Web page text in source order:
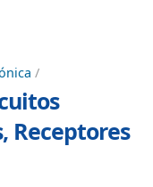
/
Receptores